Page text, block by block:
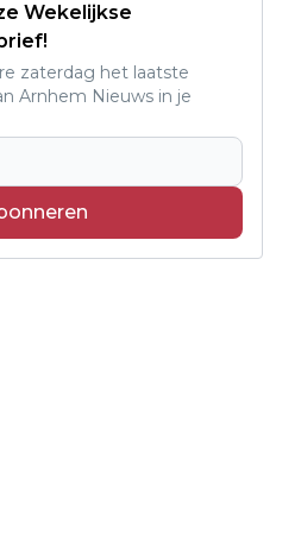
Wekelijkse
zaterdag het laatste
Arnhem Nieuws in je